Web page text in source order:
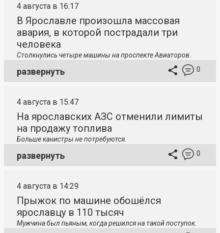
4 августа в 16:17
В Ярославле произошла массовая
авария, в которой пострадали три
человека
Столкнулись четыре машины на проспекте Авиаторов.
развернуть 0
4 августа в 15:47
На ярославских АЗС отменили лимиты
на продажу топлива
Больше канистры не потребуются.
развернуть 0
4 августа в 14:29
Прыжок по машине обошёлся
ярославцу в 110 тысяч
Мужчина был пьяным, когда решился на такой поступок.